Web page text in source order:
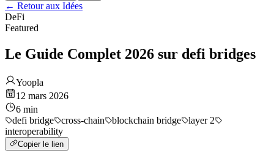
← Retour aux Idées
DeFi
Featured
Le Guide Complet 2026 sur defi bridges
Yoopla
12 mars 2026
6 min
defi bridge
cross-chain blockchain bridge
layer 2
interoperability
Copier le lien